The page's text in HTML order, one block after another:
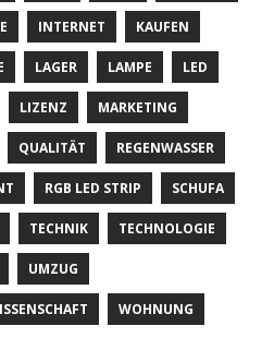
INTERNET KAUFEN
LAGER LAMPE LED
LIZENZ MARKETING
QUALITÄT REGENWASSER
RGB LED STRIP SCHUFA
TECHNIK TECHNOLOGIE
UMZUG
WOHNUNG